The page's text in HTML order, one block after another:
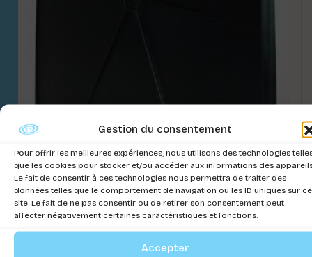
Gestion du consentement
Pour offrir les meilleures expériences, nous utilisons des technologies
que les cookies pour stocker et/ou accéder aux informations des
Le fait de consentir à ces technologies nous permettra de traiter des
données telles que le comportement de navigation ou les ID uniques sur ce
site. Le fait de ne pas consentir ou de retirer son consentement peut
affecter négativement certaines caractéristiques et fonctions.
Accepter
DIVIDER CAR BOX DOUBLE POUR MODEL 100
Connectez-vous pour voir les prix